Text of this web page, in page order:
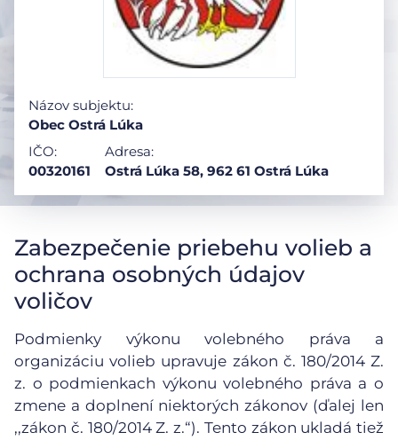
Názov subjektu:
Obec Ostrá Lúka
IČO:
00320161
Adresa:
Ostrá Lúka 58, 962 61 Ostrá Lúka
Zabezpečenie priebehu volieb a
ochrana osobných údajov
voličov
Podmienky výkonu volebného práva a
organizáciu volieb upravuje zákon č. 180/2014 Z.
z. o podmienkach výkonu volebného práva a o
zmene a doplnení niektorých zákonov (ďalej len
,,zákon č. 180/2014 Z. z.“). Tento zákon ukladá tiež